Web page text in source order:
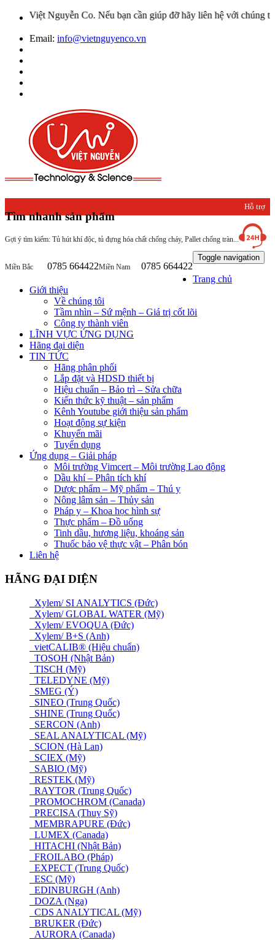
Nguyễn Co. Nếu bạn cần giúp đỡ hãy liên hệ với chúng tôi qua
Email: info@vietnguyenco.vn
Tìm nhanh sản phẩm
Gợi ý tìm kiếm: Tủ hút khí độc, tủ đựng hóa chất chống cháy, Pallet chống tràn...
Hỗ trợ
khách
hàng
Miền Bắc 0785 664422Miền Nam 0785 664422
Toggle navigation
Trang chủ
Giới thiệu
Về chúng tôi
Tầm nhìn – Sứ mệnh – Giá trị cốt lõi
Công ty thành viên
LĨNH VỰC ỨNG DỤNG
Hãng đại diện
TIN TỨC
Hãng phân phối
Lắp đặt và HDSD thiết bị
Hiệu chuẩn – Bảo trì – Sửa chữa
Kiến thức kỹ thuật – sản phẩm
Kênh Youtube giới thiệu sản phẩm
Hoạt động sự kiện
Khuyến mãi
Tuyển dụng
Ứng dụng – Giải pháp
Môi trường Vimcert – Môi trường Lao động
Dầu khí – Phân tích khí
Dược phẩm – Mỹ phẩm – Thú y
Nông lâm sản – Thủy sản
Pháp y – Khoa học hình sự
Thực phẩm – Đồ uống
Tinh dầu, hương liệu, khoáng sản
Thuốc bảo vệ thực vật – Phân bón
Liên hệ
HÃNG ĐẠI DIỆN
Xylem/ SI ANALYTICS (Đức)
Xylem/ GLOBAL WATER (Mỹ)
Xylem/ EVOQUA (Đức)
Xylem/ B+S (Anh)
vietCALIB® (Hiệu chuẩn)
TOSOH (Nhật Bản)
TISCH (Mỹ)
TELEDYNE (Mỹ)
SMEG (Ý)
SINEO (Trung Quốc)
SHINE (Trung Quốc)
SERCON (Anh)
SEAL ANALYTICAL (Mỹ)
SCION (Hà Lan)
SCIEX (Mỹ)
SABIO (Mỹ)
RESTEK (Mỹ)
RAYTOR (Trung Quốc)
PROMOCHROM (Canada)
PRECISA (Thuỵ Sỹ)
MEMBRAPURE (Đức)
LUMEX (Canada)
HITACHI (Nhật Bản)
FROILABO (Pháp)
EXPECT (Trung Quốc)
ESC (Mỹ)
EDINBURGH (Anh)
DOZA (Nga)
CDS ANALYTICAL (Mỹ)
BRUKER (Đức)
AURORA (Canada)